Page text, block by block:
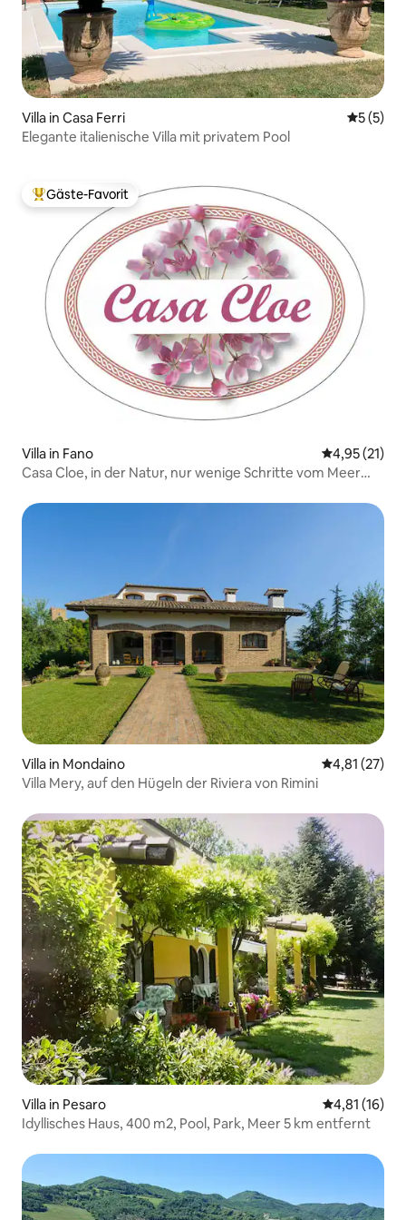
Villa in Casa Ferri
5 (5)
Elegante italienische Villa mit privatem Pool
Beliebter Gäste-Favorit.
Gäste-Favorit
Villa in Fano
4,95 (21)
Casa Cloe, in der Natur, nur wenige Schritte vom Meer
Villa in Mondaino
4,81 (27)
Villa Mery, auf den Hügeln der Riviera von Rimini
Villa in Pesaro
4,81 (16)
Idyllisches Haus, 400 m2, Pool, Park, Meer 5 km entfernt